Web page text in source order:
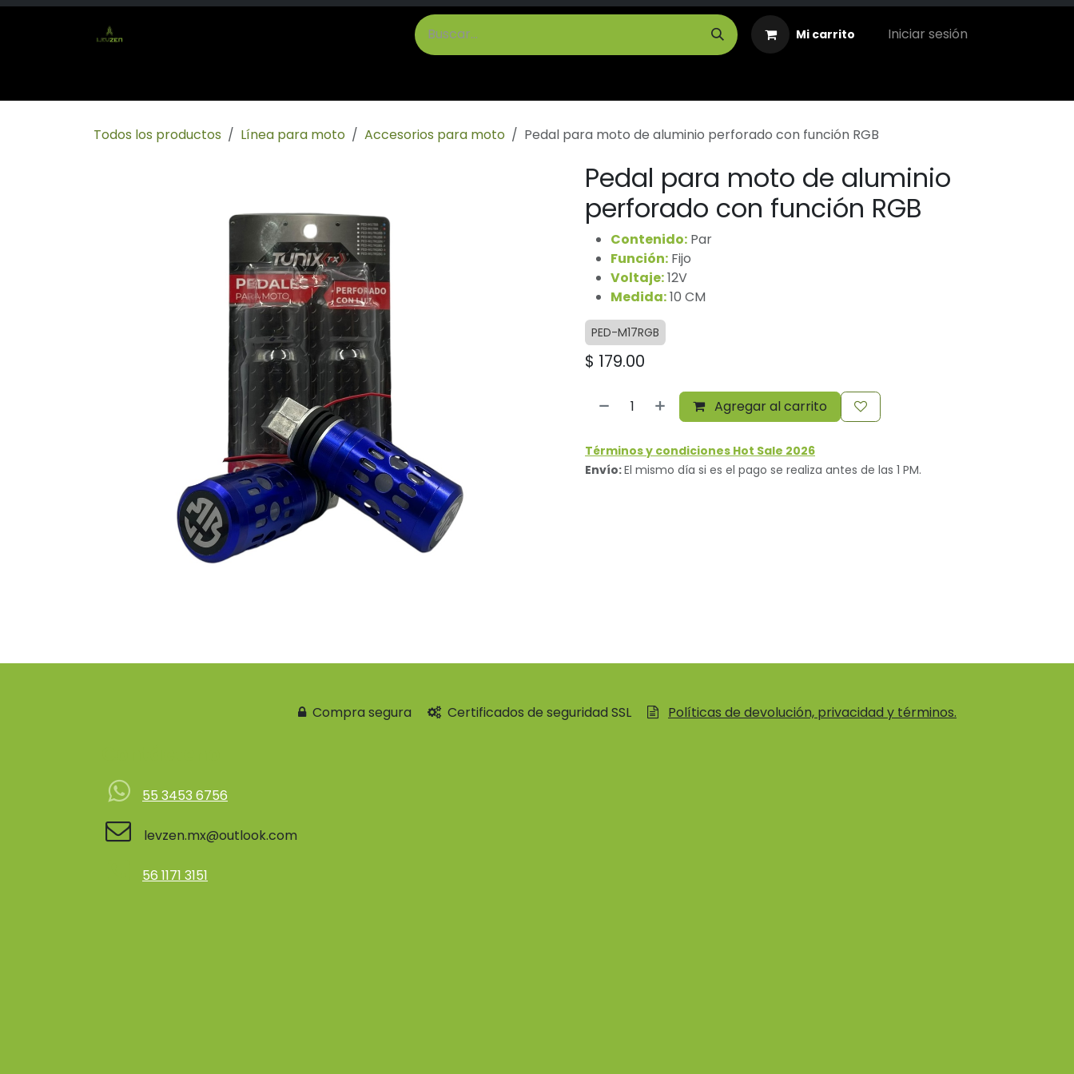
Ir al contenido
Mi carrito Iniciar sesión
Todos los productos Línea para moto Accesorios para moto Pedal para moto de aluminio perforado con función RGB
Pedal para moto de aluminio
perforado con función RGB
Contenido: Par
Función: Fijo
Voltaje:12V
Medida:10 CM
PED-M17RGB
$ 179.00
Agregar al carrito
Términos y condiciones Hot Sale 2026
Envío:El mismo día si es el pago se realiza antes de las 1 PM.
Compra segura Certificados de seguridad SSL Políticas de devolución, privacidad y términos.
55 3453 6756
levzen.mx@outlook.com
56 1171 3151